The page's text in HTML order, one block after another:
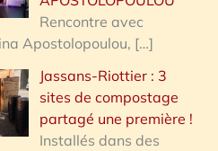
Rencontre avec
Apostolopoulou, […]
Jassans-Riottier : 3
sites de compostage
partagé une première !
Installés dans des